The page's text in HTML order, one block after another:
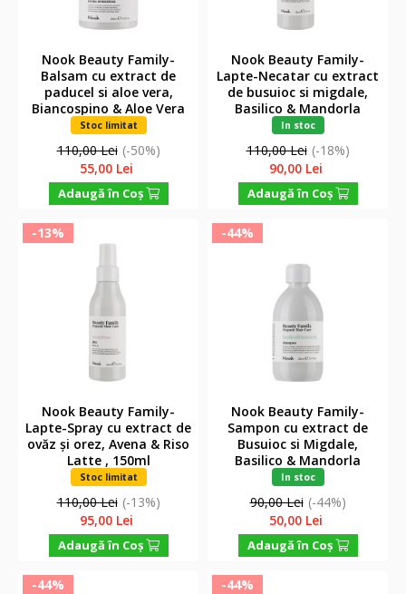
Nook Beauty Family-
Balsam cu extract de
paducel si aloe vera,
Biancospino & Aloe Vera
Crema Armoniosa, 250ml
Stoc limitat
110,00 Lei (-50%)
55,00 Lei
Adaugă în Coş
Nook Beauty Family-
Lapte-Necatar cu extract
de busuioc si migdale,
Basilico & Mandorla
Nettare , 150ml
In stoc
110,00 Lei (-18%)
90,00 Lei
Adaugă în Coş
-13%
Nook Beauty Family-
Lapte-Spray cu extract de
ovăz și orez, Avena & Riso
Latte , 150ml
Stoc limitat
110,00 Lei (-13%)
95,00 Lei
Adaugă în Coş
-44%
Nook Beauty Family-
Sampon cu extract de
Busuioc si Migdale,
Basilico & Mandorla
Shampoo, 300ml
In stoc
90,00 Lei (-44%)
50,00 Lei
Adaugă în Coş
-44% -44%